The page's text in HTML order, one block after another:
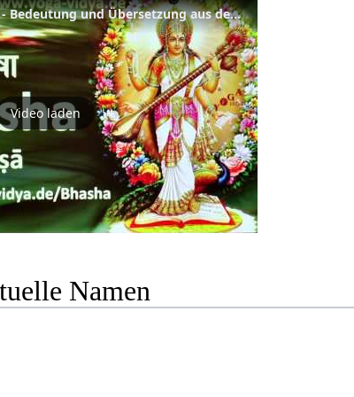
Spiritueller Name Bhasha - Bedeutung und Übersetzung aus dem Sanskrit
Video laden
Namen